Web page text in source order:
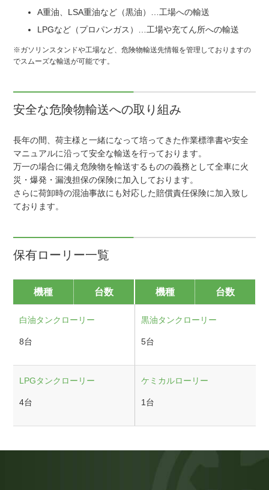
A重油、LSA重油など（黒油）…工場への輸送
LPGなど（プロパンガス）…工場や充てん所への輸送
※ガソリンスタンドや工場など、危険物輸送先情報を管理しておりますの
でスムーズな輸送が可能です。
安全な危険物輸送への取り組み
長年の間、荷主様と一緒になって培ってきた作業標準書や安全
マニュアルに沿って安全な輸送を行っております。
万一の場合に備え危険物を輸送するものの義務として全車に火
災・爆発・漏洩担保の保険に加入しております。
さらに荷卸時の混油事故にも対応した賠償責任保険に加入致し
ております。
保有ローリー一覧
機種 台数
白油タンクローリー
8台
LPGタンクローリー
4台
機種 台数
黒油タンクローリー
5台
ケミカルローリー
1台